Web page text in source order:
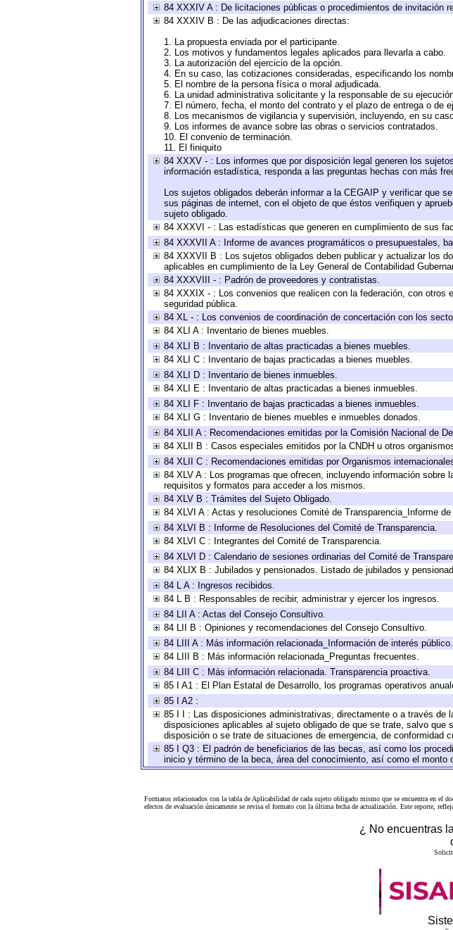
84 XXXIV A : De licitaciones públicas o procedimientos de invitación
84 XXXIV B : De las adjudicaciones directas:
1. La propuesta enviada por el participante.
2. Los motivos y fundamentos legales aplicados para llevarla a cabo.
3. La autorización del ejercicio de la opción.
4. En su caso, las cotizaciones consideradas, especificando los
5. El nombre de la persona física o moral adjudicada.
6. La unidad administrativa solicitante y la responsable de su
7. El número, fecha, el monto del contrato y el plazo de entrega o de
8. Los mecanismos de vigilancia y supervisión, incluyendo, en su
9. Los informes de avance sobre las obras o servicios contratados.
10. El convenio de terminación.
11. El finiquito
84 XXXV - : Los informes que por disposición legal generen los
información estadística, responda a las preguntas hechas con más
Los sujetos obligados deberán informar a la CEGAIP y verificar que
sus páginas de internet, con el objeto de que éstos verifiquen y
sujeto obligado.
84 XXXVI - : Las estadísticas que generen en cumplimiento de sus
84 XXXVII A : Informe de avances programáticos o presupuestales,
84 XXXVII B : Los sujetos obligados deben publicar y actualizar los
aplicables en cumplimiento de la Ley General de Contabilidad
84 XXXVIII - : Padrón de proveedores y contratistas.
84 XXXIX - : Los convenios que realicen con la federación, con
seguridad pública.
84 XL - : Los convenios de coordinación de concertación con los
84 XLI A : Inventario de bienes muebles.
84 XLI B : Inventario de altas practicadas a bienes muebles.
84 XLI C : Inventario de bajas practicadas a bienes muebles.
84 XLI D : Inventario de bienes inmuebles.
84 XLI E : Inventario de altas practicadas a bienes inmuebles.
84 XLI F : Inventario de bajas practicadas a bienes inmuebles.
84 XLI G : Inventario de bienes muebles e inmuebles donados.
84 XLII A : Recomendaciones emitidas por la Comisión Nacional de
84 XLII B : Casos especiales emitidos por la CNDH u otros
84 XLII C : Recomendaciones emitidas por Organismos
84 XLV A : Los programas que ofrecen, incluyendo información
requisitos y formatos para acceder a los mismos.
84 XLV B : Trámites del Sujeto Obligado.
84 XLVI A : Actas y resoluciones Comité de Transparencia_Informe
84 XLVI B : Informe de Resoluciones del Comité de Transparencia.
84 XLVI C : Integrantes del Comité de Transparencia.
84 XLVI D : Calendario de sesiones ordinarias del Comité de
84 XLIX B : Jubilados y pensionados. Listado de jubilados y
84 L A : Ingresos recibidos.
84 L B : Responsables de recibir, administrar y ejercer los ingresos.
84 LII A : Actas del Consejo Consultivo.
84 LII B : Opiniones y recomendaciones del Consejo Consultivo.
84 LIII A : Más información relacionada_Información de interés público.
84 LIII B : Más información relacionada_Preguntas frecuentes.
84 LIII C : Más información relacionada. Transparencia proactiva.
85 I A1 : El Plan Estatal de Desarrollo, los programas operativos
85 I A2 :
85 I I : Las disposiciones administrativas, directamente o a través de
disposiciones aplicables al sujeto obligado de que se trate, salvo
disposición o se trate de situaciones de emergencia, de conformidad
85 I Q3 : El padrón de beneficiarios de las becas, así como los
inicio y término de la beca, área del conocimiento, así como el monto
Formatos relacionados con la tabla de Aplicabilidad de cada sujeto obligado mismo que se encuentra en el
efectos de evaluación únicamente se revisa el formato con la última fecha de actualización. Este reporte,
¿ No encuentras